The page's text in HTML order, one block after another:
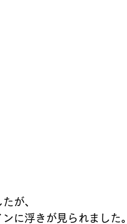
が、
に浮きが見られました。